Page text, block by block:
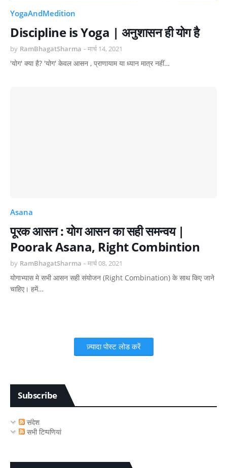
YogaAndMedition
Discipline is Yoga | अनुशासन ही योग है
by RamBhagatSharma - मार्च 14, 2021
'योग' क्या है? 'योग' केवल आसन , प्राणायाम या ध्यान मात्र नहीं…
Asana
पूरक आसन : योग आसन का सही समन्वय |
Poorak Asana, Right Combintion
by RamBhagatSharma - मार्च 08, 2021
योगाभ्यास मे सभी आसन सही संयोजन (Right Combination) के साथ किए जाने
चाहिए। हमें…
ज़्यादा पोस्ट लोड करें
Subscribe
संदेश
सभी टिप्पणियां